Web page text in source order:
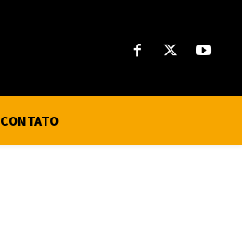
CONTATO